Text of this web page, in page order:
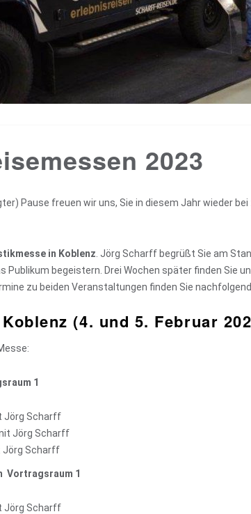
2023
Pause freuen wir uns, Sie in diesem Jahr wieder
in Koblenz . Jörg Scharff begrüßt Sie am
Publikum begeistern. Drei Wochen später finden Sie
zu beiden Veranstaltungen finden Sie
(4. und 5. Februar
1
Jörg Scharff
Jörg Scharff
Jörg Scharff
Vortragsraum 1
Jörg Scharff